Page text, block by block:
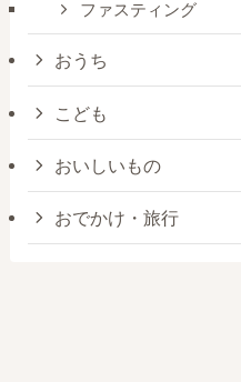
ファスティング
おうち
こども
おいしいもの
おでかけ・旅行